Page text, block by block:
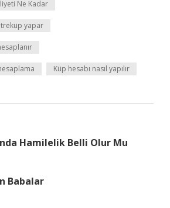
Ne Kadar
yapar
Küp hesabı nasıl yapılır
Hamilelik Belli Olur Mu
Babalar